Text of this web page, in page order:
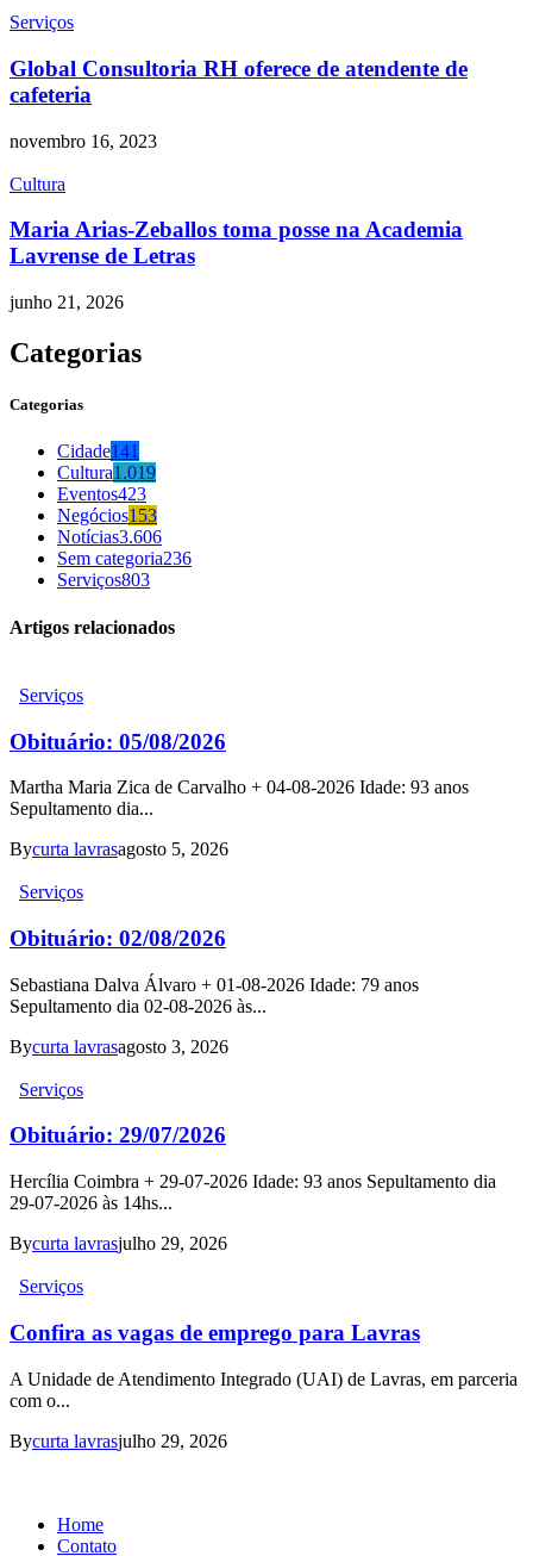
Serviços
Global Consultoria RH oferece de atendente de
cafeteria
novembro 16, 2023
Cultura
Maria Arias-Zeballos toma posse na Academia
Lavrense de Letras
junho 21, 2026
Categorias
Categorias
Cidade141
Cultura1.019
Eventos423
Negócios153
Notícias3.606
Sem categoria236
Serviços803
Artigos relacionados
Serviços
Obituário: 05/08/2026
Martha Maria Zica de Carvalho + 04-08-2026 Idade: 93 anos
Sepultamento dia...
Bycurta lavrasagosto 5, 2026
Serviços
Obituário: 02/08/2026
Sebastiana Dalva Álvaro + 01-08-2026 Idade: 79 anos
Sepultamento dia 02-08-2026 às...
Bycurta lavrasagosto 3, 2026
Serviços
Obituário: 29/07/2026
Hercília Coimbra + 29-07-2026 Idade: 93 anos Sepultamento dia
29-07-2026 às 14hs...
Bycurta lavrasjulho 29, 2026
Serviços
Confira as vagas de emprego para Lavras
A Unidade de Atendimento Integrado (UAI) de Lavras, em parceria
com o...
Bycurta lavrasjulho 29, 2026
Home
Contato